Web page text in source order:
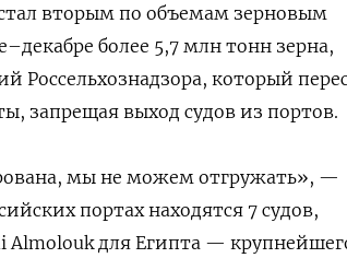
вторым по объемам зерновым
более 5,7 млн тонн зерна,
Россельхознадзора, который
запрещая выход судов из портов.
мы не можем отгружать», —
портах находятся 7 судов,
Almolouk для Египта —